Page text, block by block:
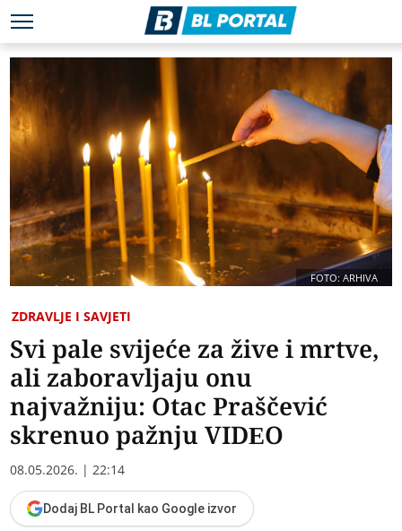
FOTO: ARHIVA
ZDRAVLJE I SAVJETI
Svi pale svijeće za žive i mrtve,
ali zaboravljaju onu
najvažniju: Otac Praščević
skrenuo pažnju VIDEO
08.05.2026. | 22:14
Dodaj BL Portal kao Google izvor